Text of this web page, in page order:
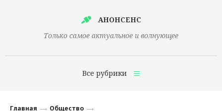
АНОНСЕНС
Только самое актуальное и волнующее
Все рубрики
Главная
Общество